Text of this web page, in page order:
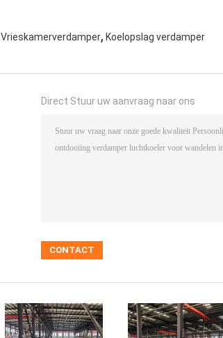
Vrieskamerverdamper, Koelopslag verdamper
Direct Stuur uw aanvraag naar ons